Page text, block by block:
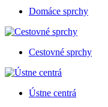
Domáce sprchy
Cestovné sprchy
Ústne centrá